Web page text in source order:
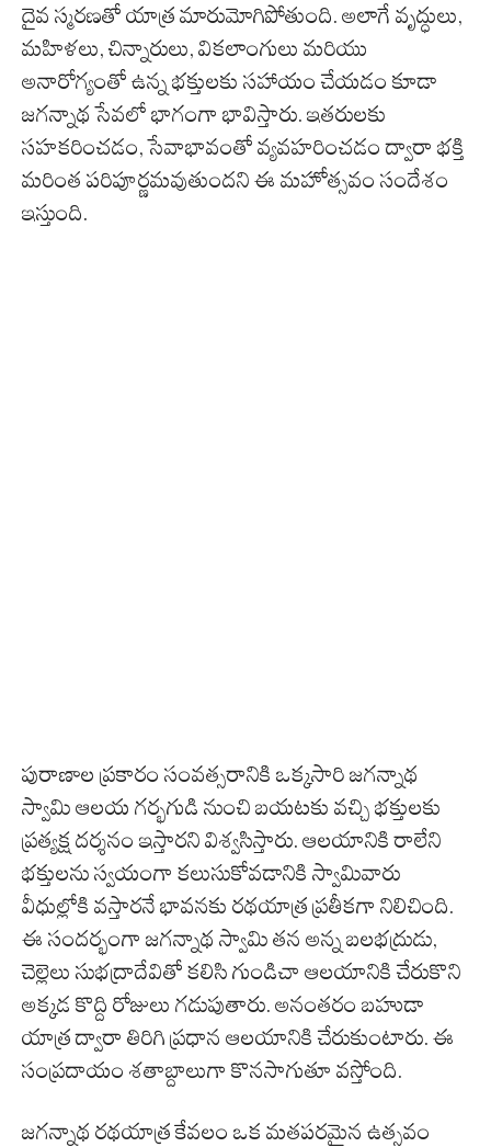
దైవ స్మరణతో యాత్ర మారుమోగిపోతుంది. అలాగే వృద్ధులు,
మహిళలు, చిన్నారులు, వికలాంగులు మరియు
అనారోగ్యంతో ఉన్న భక్తులకు సహాయం చేయడం కూడా
జగన్నాథ సేవలో భాగంగా భావిస్తారు. ఇతరులకు
సహకరించడం, సేవాభావంతో వ్యవహరించడం ద్వారా భక్తి
మరింత పరిపూర్ణమవుతుందని ఈ మహోత్సవం సందేశం
ఇస్తుంది.
పురాణాల ప్రకారం సంవత్సరానికి ఒక్కసారి జగన్నాథ
స్వామి ఆలయ గర్భగుడి నుంచి బయటకు వచ్చి భక్తులకు
ప్రత్యక్ష దర్శనం ఇస్తారని విశ్వసిస్తారు. ఆలయానికి రాలేని
భక్తులను స్వయంగా కలుసుకోవడానికి స్వామివారు
వీధుల్లోకి వస్తారనే భావనకు రథయాత్ర ప్రతీకగా నిలిచింది.
ఈ సందర్భంగా జగన్నాథ స్వామి తన అన్న బలభద్రుడు,
చెల్లెలు సుభద్రాదేవితో కలిసి గుండిచా ఆలయానికి చేరుకొని
అక్కడ కొద్ది రోజులు గడుపుతారు. అనంతరం బహుడా
యాత్ర ద్వారా తిరిగి ప్రధాన ఆలయానికి చేరుకుంటారు. ఈ
సంప్రదాయం శతాబ్దాలుగా కొనసాగుతూ వస్తోంది.
జగన్నాథ రథయాత్ర కేవలం ఒక మతపరమైన ఉత్సవం